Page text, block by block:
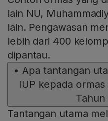
lain NU,
lain. Pengawasan
lebih dari 400
dipantau.
• Apa tantangan
IUP kepada
Tahun
Tantangan utama